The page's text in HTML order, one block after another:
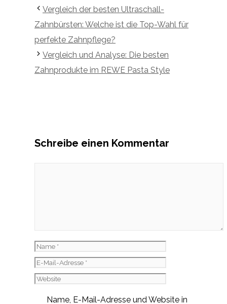
Vergleich der besten Ultraschall-
Zahnbürsten: Welche ist die Top-Wahl für
perfekte Zahnpflege?
Vergleich und Analyse: Die besten
Zahnprodukte im REWE Pasta Style
Schreibe einen Kommentar
Name
E-
Mail-
Website
Name, E-Mail-Adresse und Website in